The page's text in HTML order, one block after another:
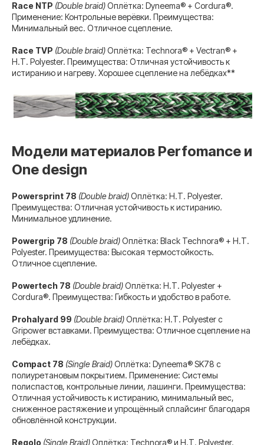
Race NTP (Double braid)Оплётка: Dyneema® + Cordura®.
Применение: Контрольные верёвки. Преимущества:
Минимальный вес. Отличное сцепление.
Race TVP (Double braid)Оплётка: Technora® + Vectran® +
H.T. Polyester. Преимущества: Отличная устойчивость к
истиранию и нагреву. Хорошее сцепление на лебёдках**
Модели материалов Perfomance и
One design
Powersprint 78 (Double braid)Оплётка: H.T. Polyester.
Преимущества: Отличная устойчивость к истиранию.
Минимальное удлинение.
Powergrip 78 (Double braid)Оплётка: Black Technora® + H.T.
Polyester. Преимущества: Высокая термостойкость.
Отличное сцепление.
Powertech 78 (Double braid)Оплётка: H.T. Polyester +
Cordura®. Преимущества: Гибкость и удобство в работе.
Prohalyard 99 (Double braid)Оплётка: H.T. Polyester с
Gripower вставками. Преимущества: Отличное сцепление на
лебёдках.
Compact 78 (Single Braid)Оплётка: Dyneema® SK78 с
полиуретановым покрытием. Применение: Системы
полиспастов, контрольные линии, лашинги. Преимущества:
Отличная устойчивость к истиранию, минимальный вес,
сниженное растяжение и упрощённый сплайсинг благодаря
обновлённой конструкции.
Regolo (Single Braid)Оплётка: Technora® и H.T. Polyester.